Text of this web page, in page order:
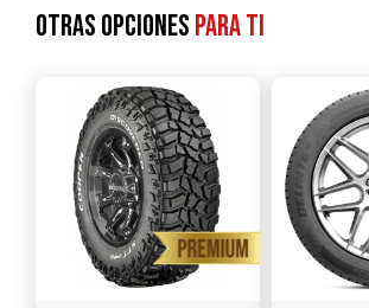
Otras opcionespara ti